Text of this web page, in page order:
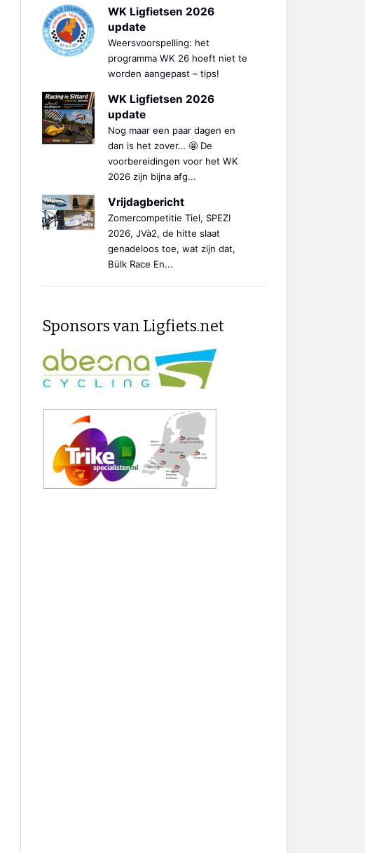
WK Ligfietsen 2026
update
Weersvoorspelling: het
programma WK 26 hoeft niet te
worden aangepast – tips!
WK Ligfietsen 2026
update
Nog maar een paar dagen en
dan is het zover… 🤩 De
voorbereidingen voor het WK
2026 zijn bijna afg...
Vrijdagbericht
Zomercompetitie Tiel, SPEZI
2026, JVà2, de hitte slaat
genadeloos toe, wat zijn dat,
Bülk Race En...
Sponsors van Ligfiets.net